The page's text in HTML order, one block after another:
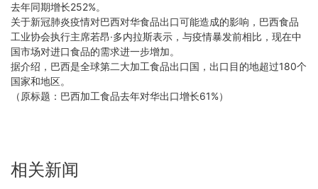
去年同期增长252%。
关于新冠肺炎疫情对巴西对华食品出口可能造成的影响，巴西食品
工业协会执行主席若昂·多内拉斯表示，与疫情暴发前相比，现在中
国市场对进口食品的需求进一步增加。
据介绍，巴西是全球第二大加工食品出口国，出口目的地超过180个
国家和地区。
（原标题：巴西加工食品去年对华出口增长61%）
相关新闻